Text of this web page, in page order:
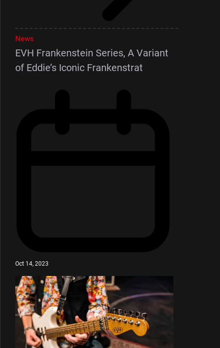
News
EVH Frankenstein Series, A Variant
of Eddie’s Iconic Frankenstrat
Oct 14, 2023